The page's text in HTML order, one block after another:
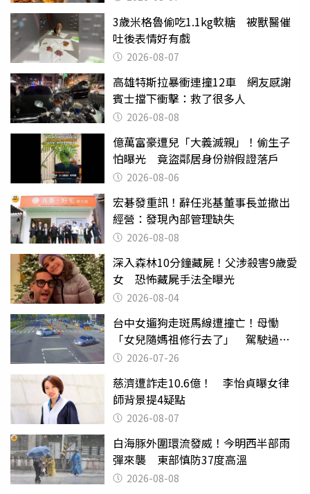
3歲米格魯偷吃1.1kg軟糖 被獸醫催
吐後表情好有戲
2026-08-07
高雄特斯拉暴衝連撞12車 網友感謝
賓士擋下衝擊：救了很多人
2026-08-08
億萬富豪遭兒「大義滅親」！偷生子
怕曝光 竟盜鄰居身份辦假證落戶
2026-08-06
宏碁發重訊！辭任兆基董事長並撤出
經營：發現內部管理缺失
2026-08-08
深入森林10分鐘藏屍！父涉殺害9歲愛
女 恐怖藏屍手法全曝光
2026-08-04
台中女遛狗走斑馬線遭撞亡！母慟
「女兒隨媽祖修行去了」 駕駛過失
致死判9月
2026-07-26
慈濟遭詐走10.6億！ 李怡貞曝女律
師背景提4疑點
2026-08-07
白海豚外圍環流發威！今明西半部雨
彈來襲 東部慎防37度高溫
2026-08-08